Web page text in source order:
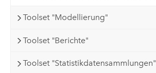
Toolset "Modellierung"
Toolset "Berichte"
Toolset "Statistikdatensammlungen"